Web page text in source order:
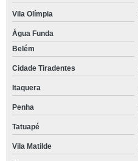
Vila Olímpia
Água Funda
Belém
Cidade Tiradentes
Itaquera
Penha
Tatuapé
Vila Matilde